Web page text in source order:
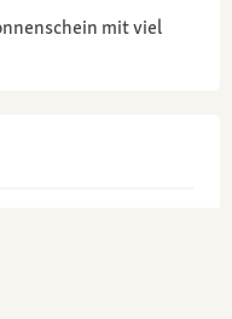
mit viel